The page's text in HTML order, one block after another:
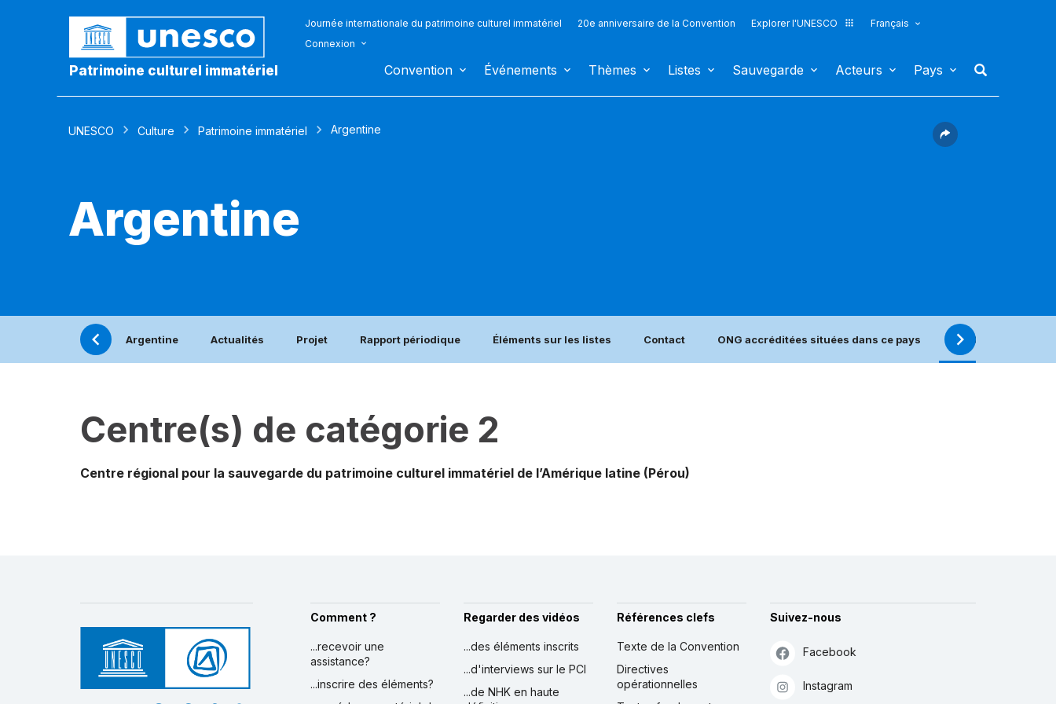
Patrimoine culturel immatériel
Journée internationale du patrimoine culturel immatériel 20e anniversaire de la Convention Explorer l'UNESCO
Français
Connexion
Convention Événements Thèmes Listes Sauvegarde Acteurs Pays
UNESCO Culture Patrimoine immatériel Argentine
Argentine
Argentine Actualités Projet Rapport périodique Éléments sur les listes Contact ONG accréditées situées dans ce pays Centre(s) de
Centre(s) de catégorie 2
Centre régional pour la sauvegarde du patrimoine culturel immatériel de l’Amérique latine (Pérou)
Comment ?
...recevoir une
assistance?
...inscrire des éléments?
Regarder des vidéos
...des éléments inscrits
...d'interviews sur le PCI
...de NHK en haute
Références clefs
Texte de la Convention
Directives
opérationnelles
Suivez-nous
Facebook
Instagram